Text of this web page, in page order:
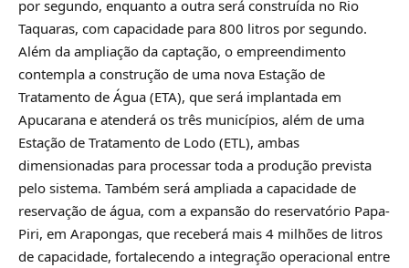
por segundo, enquanto a outra será construída no Rio
Taquaras, com capacidade para 800 litros por segundo.
Além da ampliação da captação, o empreendimento
contempla a construção de uma nova Estação de
Tratamento de Água (ETA), que será implantada em
Apucarana e atenderá os três municípios, além de uma
Estação de Tratamento de Lodo (ETL), ambas
dimensionadas para processar toda a produção prevista
pelo sistema. Também será ampliada a capacidade de
reservação de água, com a expansão do reservatório Papa-
Piri, em Arapongas, que receberá mais 4 milhões de litros
de capacidade, fortalecendo a integração operacional entre